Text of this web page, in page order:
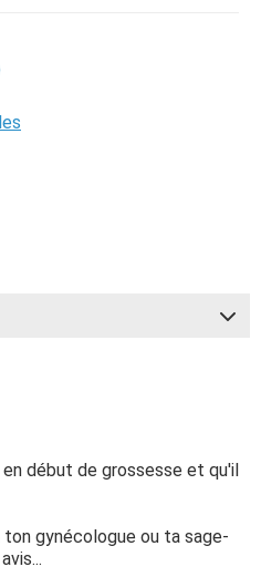
début de grossesse et qu'il
gynécologue ou ta sage-